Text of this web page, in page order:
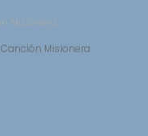
Misionera